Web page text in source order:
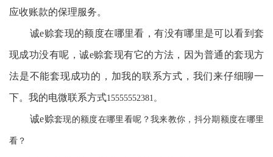
应收账款的保理服务。
诚e赊套现的额度在哪里看，有没有哪里是可以看到套
现成功没有呢，诚e赊套现有它的方法，因为普通的套现方
法是不能套现成功的， 加我的联系方式，我们来仔细聊一
下。我的电微联系方式15555552381。
诚e赊套现的额度在哪里看呢？我来教你 ， 抖分期额度在哪里
看？